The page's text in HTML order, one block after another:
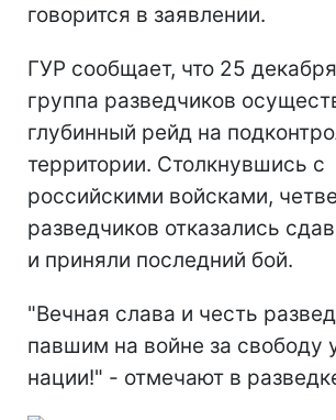
говорится в заявлении.
ГУР сообщает, что 25
группа разведчиков
глубинный рейд на
территории. Столкнувшись с
российскими войсками,
разведчиков отказались
и приняли последний бой.
"Вечная слава и честь
павшим на войне за свободу
нации!" - отмечают в